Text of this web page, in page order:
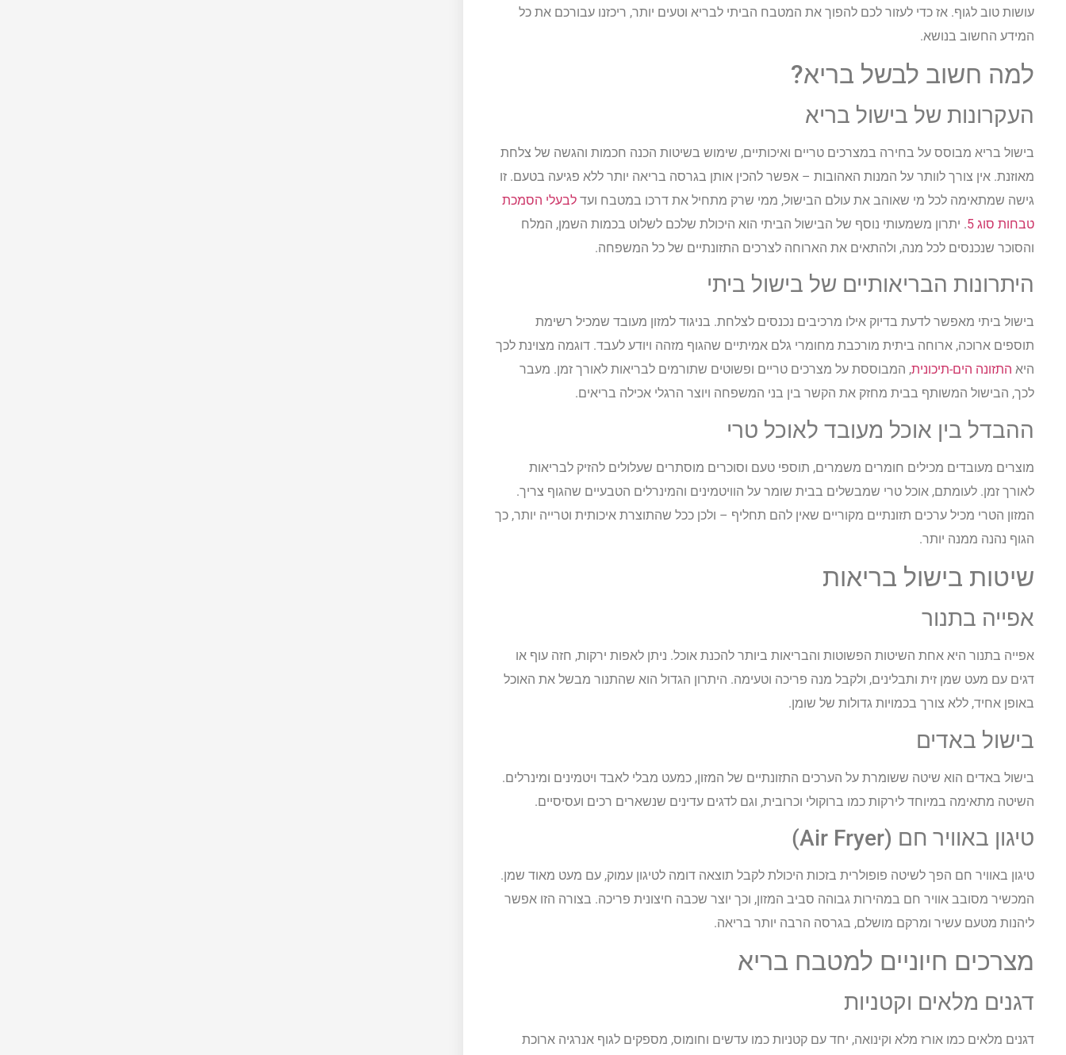
עושות טוב לגוף. אז כדי לעזור לכם להפוך את המטבח הביתי לבריא וטעים יותר, ריכזנו עבורכם את כל
המידע החשוב בנושא.
למה חשוב לבשל בריא?
העקרונות של בישול בריא
בישול בריא מבוסס על בחירה במצרכים טריים ואיכותיים, שימוש בשיטות הכנה חכמות והגשה של צלחת
מאוזנת. אין צורך לוותר על המנות האהובות – אפשר להכין אותן בגרסה בריאה יותר ללא פגיעה בטעם. זו
גישה שמתאימה לכל מי שאוהב את עולם הבישול, ממי שרק מתחיל את דרכו במטבח ועד לבעלי הסמכת
טבחות סוג 5
. יתרון משמעותי נוסף של הבישול הביתי הוא היכולת שלכם לשלוט בכמות השמן, המלח
והסוכר שנכנסים לכל מנה, ולהתאים את הארוחה לצרכים התזונתיים של כל המשפחה.
היתרונות הבריאותיים של בישול ביתי
בישול ביתי מאפשר לדעת בדיוק אילו מרכיבים נכנסים לצלחת. בניגוד למזון מעובד שמכיל רשימת
תוספים ארוכה, ארוחה ביתית מורכבת מחומרי גלם אמיתיים שהגוף מזהה ויודע לעבד. דוגמה מצוינת לכך
היא התזונה הים-תיכונית, המבוססת על מצרכים טריים ופשוטים שתורמים לבריאות לאורך זמן. מעבר
לכך, הבישול המשותף בבית מחזק את הקשר בין בני המשפחה ויוצר הרגלי אכילה בריאים.
ההבדל בין אוכל מעובד לאוכל טרי
מוצרים מעובדים מכילים חומרים משמרים, תוספי טעם וסוכרים מוסתרים שעלולים להזיק לבריאות
לאורך זמן. לעומתם, אוכל טרי שמבשלים בבית שומר על הוויטמינים והמינרלים הטבעיים שהגוף צריך.
המזון הטרי מכיל ערכים תזונתיים מקוריים שאין להם תחליף – ולכן ככל שהתוצרת איכותית וטרייה יותר, כך
הגוף נהנה ממנה יותר.
שיטות בישול בריאות
אפייה בתנור
אפייה בתנור היא אחת השיטות הפשוטות והבריאות ביותר להכנת אוכל. ניתן לאפות ירקות, חזה עוף או
דגים עם מעט שמן זית ותבלינים, ולקבל מנה פריכה וטעימה. היתרון הגדול הוא שהתנור מבשל את האוכל
באופן אחיד, ללא צורך בכמויות גדולות של שומן.
בישול באדים
בישול באדים הוא שיטה ששומרת על הערכים התזונתיים של המזון, כמעט מבלי לאבד ויטמינים ומינרלים.
השיטה מתאימה במיוחד לירקות כמו ברוקולי וכרובית, וגם לדגים עדינים שנשארים רכים ועסיסיים.
טיגון באוויר חם (Air Fryer)
טיגון באוויר חם הפך לשיטה פופולרית בזכות היכולת לקבל תוצאה דומה לטיגון עמוק, עם מעט מאוד שמן.
המכשיר מסובב אוויר חם במהירות גבוהה סביב המזון, וכך יוצר שכבה חיצונית פריכה. בצורה הזו אפשר
ליהנות מטעם עשיר ומרקם מושלם, בגרסה הרבה יותר בריאה.
מצרכים חיוניים למטבח בריא
דגנים מלאים וקטניות
דגנים מלאים כמו אורז מלא וקינואה, יחד עם קטניות כמו עדשים וחומוס, מספקים לגוף אנרגיה ארוכת